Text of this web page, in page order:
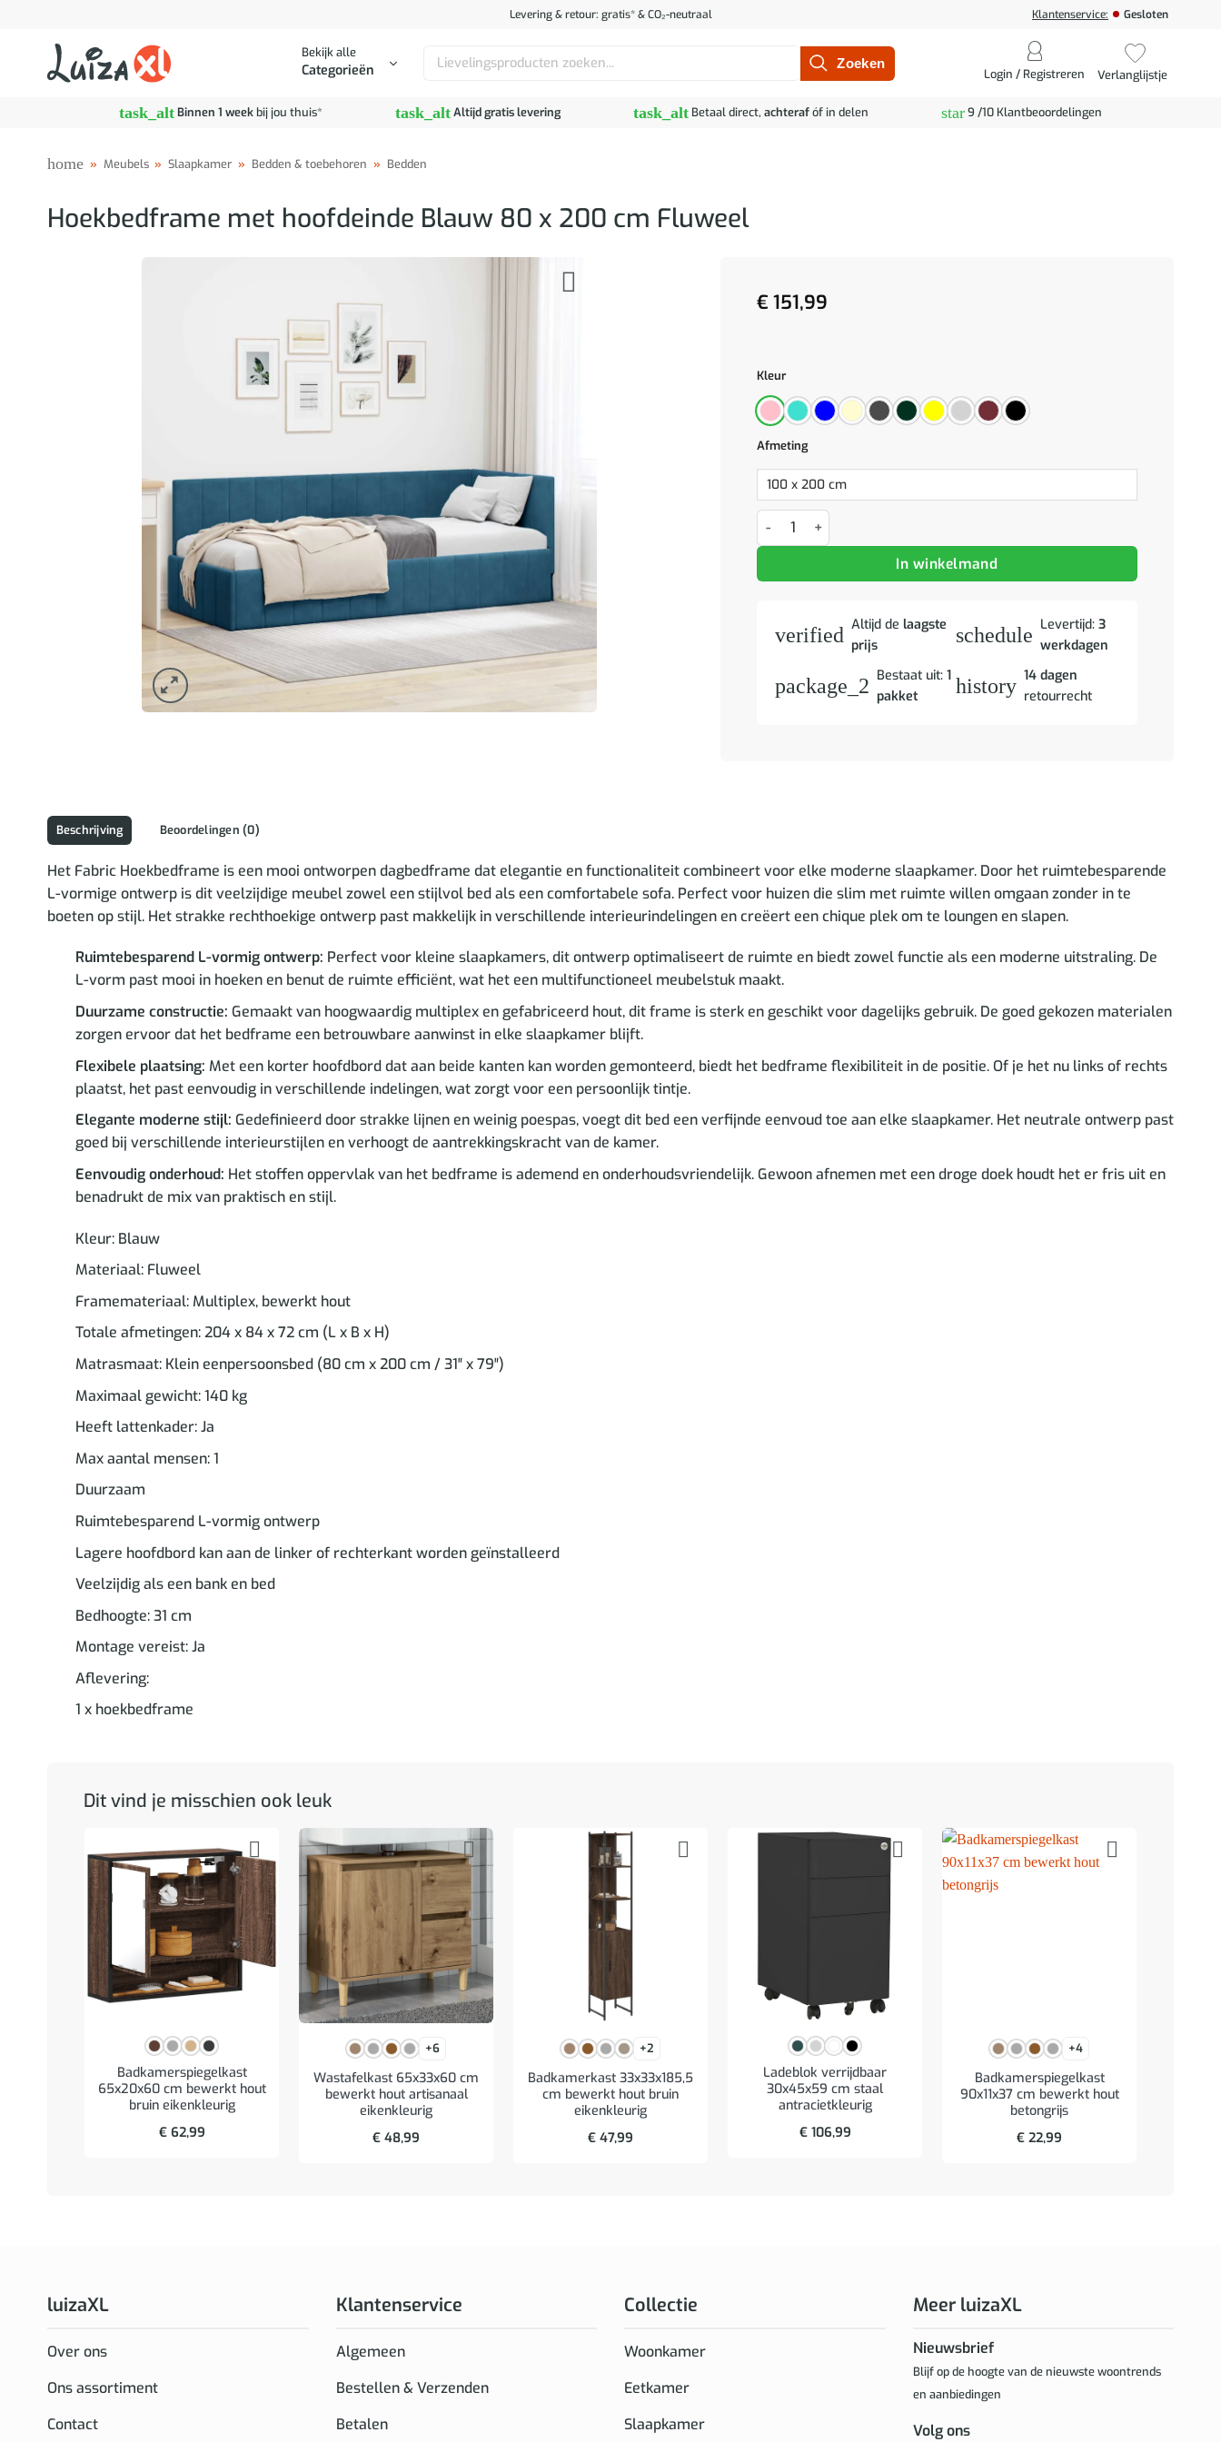
Levering & retour: gratis* & CO₂-neutraal Klantenservice: Gesloten
Bekijk alle
Categorieën
Zoeken
Login / Registreren Verlanglijstje
task_altBinnen 1 weekbij jou thuis* task_altAltijd gratis levering task_alt Betaal direct, achterafóf in delen star9 /10 Klantbeoordelingen
home » Meubels » Slaapkamer » Bedden & toebehoren » Bedden
Hoekbedframe met hoofdeinde Blauw 80 x 200 cm Fluweel
€ 151,99
Kleur
Afmeting
Hoekbedframe met hoofdeinde Blauw 80 x 200 cm Fluweel aantal
In winkelmand
verified Altijd de laagste
prijs
schedule Levertijd:3
werkdagen
package_2 Bestaat uit: 1
pakket
history 14 dagen
retourrecht
Beschrijving Beoordelingen (0)
Het Fabric Hoekbedframe is een mooi ontworpen dagbedframe dat elegantie en functionaliteit combineert voor elke moderne slaapkamer. Door het ruimtebesparende
L-vormige ontwerp is dit veelzijdige meubel zowel een stijlvol bed als een comfortabele sofa. Perfect voor huizen die slim met ruimte willen omgaan zonder in te
boeten op stijl. Het strakke rechthoekige ontwerp past makkelijk in verschillende interieurindelingen en creëert een chique plek om te loungen en slapen.
Ruimtebesparend L-vormig ontwerp: Perfect voor kleine slaapkamers, dit ontwerp optimaliseert de ruimte en biedt zowel functie als een moderne uitstraling. De
L-vorm past mooi in hoeken en benut de ruimte efficiënt, wat het een multifunctioneel meubelstuk maakt.
Duurzame constructie: Gemaakt van hoogwaardig multiplex en gefabriceerd hout, dit frame is sterk en geschikt voor dagelijks gebruik. De goed gekozen materialen
zorgen ervoor dat het bedframe een betrouwbare aanwinst in elke slaapkamer blijft.
Flexibele plaatsing: Met een korter hoofdbord dat aan beide kanten kan worden gemonteerd, biedt het bedframe flexibiliteit in de positie. Of je het nu links of rechts
plaatst, het past eenvoudig in verschillende indelingen, wat zorgt voor een persoonlijk tintje.
Elegante moderne stijl: Gedefinieerd door strakke lijnen en weinig poespas, voegt dit bed een verfijnde eenvoud toe aan elke slaapkamer. Het neutrale ontwerp past
goed bij verschillende interieurstijlen en verhoogt de aantrekkingskracht van de kamer.
Eenvoudig onderhoud: Het stoffen oppervlak van het bedframe is ademend en onderhoudsvriendelijk. Gewoon afnemen met een droge doek houdt het er fris uit en
benadrukt de mix van praktisch en stijl.
Kleur: Blauw
Materiaal: Fluweel
Framemateriaal: Multiplex, bewerkt hout
Totale afmetingen: 204 x 84 x 72 cm (L x B x H)
Matrasmaat: Klein eenpersoonsbed (80 cm x 200 cm / 31″ x 79″)
Maximaal gewicht: 140 kg
Heeft lattenkader: Ja
Max aantal mensen: 1
Duurzaam
Ruimtebesparend L-vormig ontwerp
Lagere hoofdbord kan aan de linker of rechterkant worden geïnstalleerd
Veelzijdig als een bank en bed
Bedhoogte: 31 cm
Montage vereist: Ja
Aflevering:
1 x hoekbedframe
Dit vind je misschien ook leuk
Badkamerspiegelkast
65x20x60 cm bewerkt hout
bruin eikenkleurig
€62,99
+6
Wastafelkast 65x33x60 cm
bewerkt hout artisanaal
eikenkleurig
€ 48,99
+2
Badkamerkast 33x33x185,5
cm bewerkt hout bruin
eikenkleurig
€ 47,99
Ladeblok verrijdbaar
30x45x59 cm staal
antracietkleurig
€106,99
+4
Badkamerspiegelkast
90x11x37 cm bewerkt hout
betongrijs
€ 22,99
luizaXL
Over ons
Ons assortiment
Contact
Klantenservice
Algemeen
Bestellen & Verzenden
Betalen
Collectie
Woonkamer
Eetkamer
Slaapkamer
Meer luizaXL
Nieuwsbrief
Blijf op de hoogte van de nieuwste woontrends
en aanbiedingen
Volg ons